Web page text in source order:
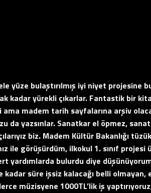
yüze bulaştırılmış iyi niyet projesine
kadar yürekli çıkarlar. Fantastik bir
madem tarih sayfalarına arşiv
da yazsınlar. Sanatkar el öpmez,
biz. Madem Kültür Bakanlığı
ile görüşürdüm, ilkokul 1. sınıf
yardımlarda bulurdu diye
kadar süre işsiz kalacağı belli olmayan,
müzisyene 1000TL’lik iş